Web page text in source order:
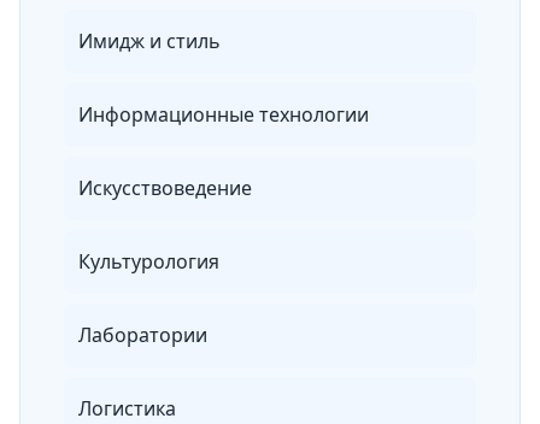
Имидж и стиль
Информационные технологии
Искусствоведение
Культурология
Лаборатории
Логистика